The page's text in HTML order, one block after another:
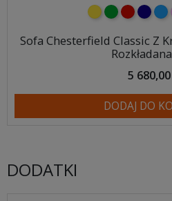
żółtyzielonyczerwony
Sofa Chesterfield Classic Z
5 680,00
DODAJ DO
DODATKI